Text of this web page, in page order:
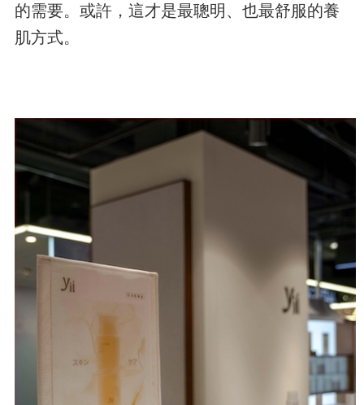
的需要。或許，這才是最聰明、也最舒服的養
肌方式。